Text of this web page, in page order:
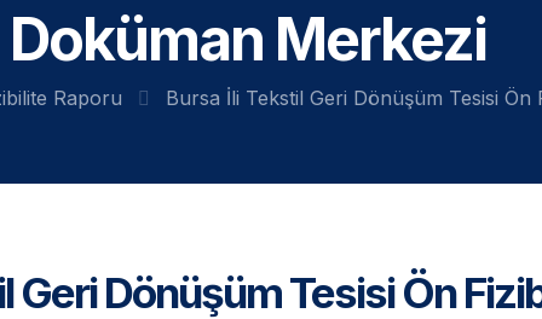
Doküman Merkezi
Raporu Bursa İli Tekstil Geri Dönüşüm Tesisi Ön
Geri Dönüşüm Tesisi Ön